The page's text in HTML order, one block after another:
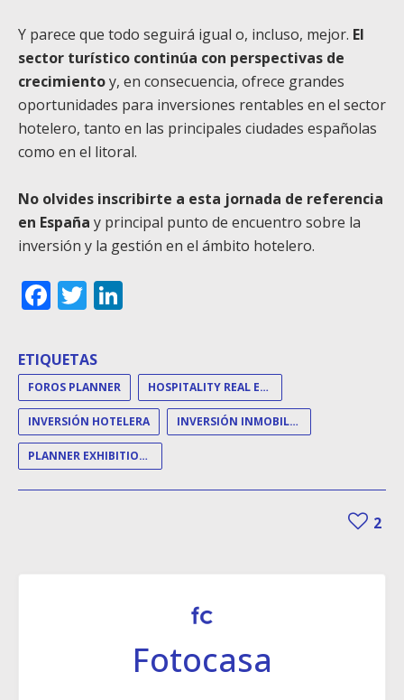
Y parece que todo seguirá igual o, incluso, mejor. El
sector turístico continúa con perspectivas de
crecimientoy, en consecuencia, ofrece grandes
oportunidades para inversiones rentables en el sector
hotelero, tanto en las principales ciudades españolas
como en el litoral.
No olvides inscribirte a esta jornada de referencia
en España y principal punto de encuentro sobre la
inversión y la gestión en el ámbito hotelero.
Facebook
Twitter
ETIQUETAS
FOROS PLANNER HOSPITALITY REAL ESTATE FORUM
INVERSIÓN HOTELERA INVERSIÓN INMOBILIARIA HOTELERA
PLANNER EXHIBITIONS
2
Fotocasa